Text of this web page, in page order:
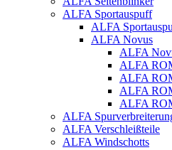
ALFA Sportauspuff
ALFA
ALFA Novus
ALFA
ALFA
ALFA
ALFA
ALFA
ALFA
ALFA Verschleißteile
ALFA Windschotts